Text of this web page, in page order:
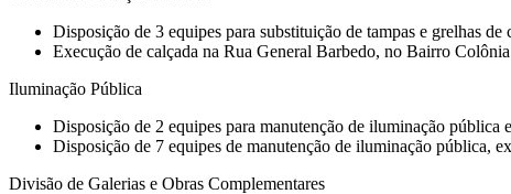
Disposição de 3 equipes para substituição de tampas e grelhas
⁠Execução de calçada na Rua General Barbedo, no Bairro
Iluminação Pública
Disposição de 2 equipes para manutenção de iluminação pública
Disposição de 7 equipes de manutenção de iluminação pública,
Divisão de Galerias e Obras Complementares